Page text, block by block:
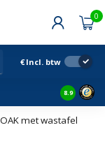
0
€ Incl. btw
Snelle
8.9
met wastafel